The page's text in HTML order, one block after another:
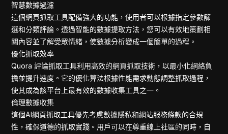
智慧數據過濾
這個網頁抓取工具配備強大的功能，使用者可以根據指定參數篩
選和分類評論。透過智能的數據提取方法，您可以有效地策劃相
關內容並了解受眾情緒，使數據分析變成一個簡單的過程。
優化抓取效率
Quora 評論抓取工具利用高效的網頁抓取技術，以最小化網絡負
擔並提升速度。它的優化算法根據性能需求動態調整抓取過程，
使其成為該平台上最有效的數據收集工具之一。
倫理數據收集
這個AI網頁抓取工具優先考慮數據隱私和網站服務條款的合規
性，確保道德的抓取實踐。用戶可以在尊重線上社區的同時，自